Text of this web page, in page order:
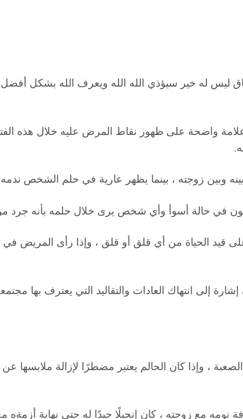
ليس له خير سيؤذي الله الله ويعرف الله بشكل
واضحة على ظهور نقاط المرض عليه خلال هذه
وبين زوجته ، بينما يظهر عارية في حلم الشخص
في حالة أسوأ وأي شخص يرى خلال حلمه بأنه
قيد الحياة من أي قلق أو قلق ، وإذا رأى
إلى انتهاك العادات والتقاليد التي يعترف بها
، وإذا كان الحالم يعتبر مضطرًا لإزالة ملابسها
مع زوجته ، كان إنجيلًا جيدًا له حتى نهاية أزمةه